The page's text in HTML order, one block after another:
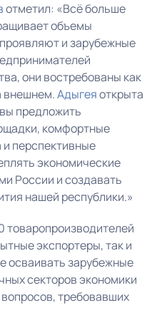
отметил: «Всё больше
объемы
и зарубежные
они востребованы как
внешнем.Адыгеяоткрыта
предложить
комфортные
перспективные
экономические
России и создавать
нашей республики.»
товаропроизводителей
экспортеры, так и
осваивать зарубежные
секторов экономики
требовавших